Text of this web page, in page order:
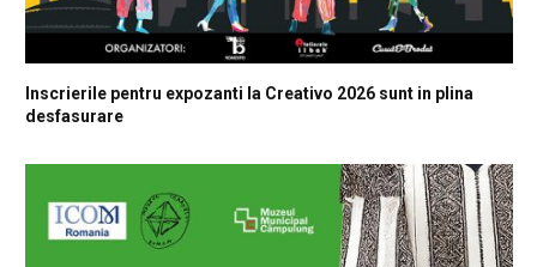
Inscrierile pentru expozanti la Creativo 2026 sunt in plina
desfasurare